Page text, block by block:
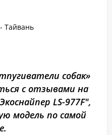
Тайвань
собак»
с отзывами на
LS-977F",
модель по самой